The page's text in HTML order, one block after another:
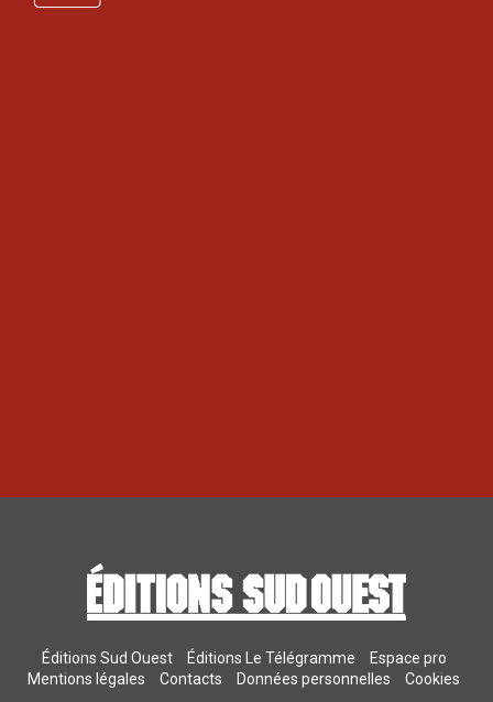
Éditions Sud Ouest Éditions Le Télégramme
Espace pro
Mentions légales
Contacts Données personnelles Cookies